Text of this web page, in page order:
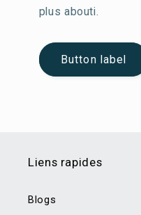
plus abouti.
Button label
Liens rapides
Blogs